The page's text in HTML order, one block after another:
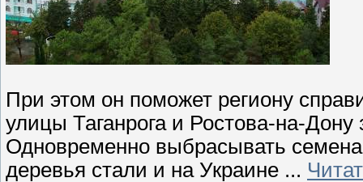
При этом он поможет региону
улицы Таганрога и Ростова-на-
Одновременно выбрасывать
деревья стали и на Украине ...